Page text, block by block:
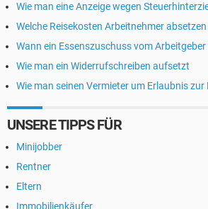
Wie man eine Anzeige wegen
Welche Reisekosten Arbeitnehmer
Wann ein Essenszuschuss vom
Wie man ein Widerrufschreiben aufsetzt
Wie man seinen Vermieter um Erlaubnis
UNSERE TIPPS FÜR
Minijobber
Rentner
Eltern
Immobilienkäufer